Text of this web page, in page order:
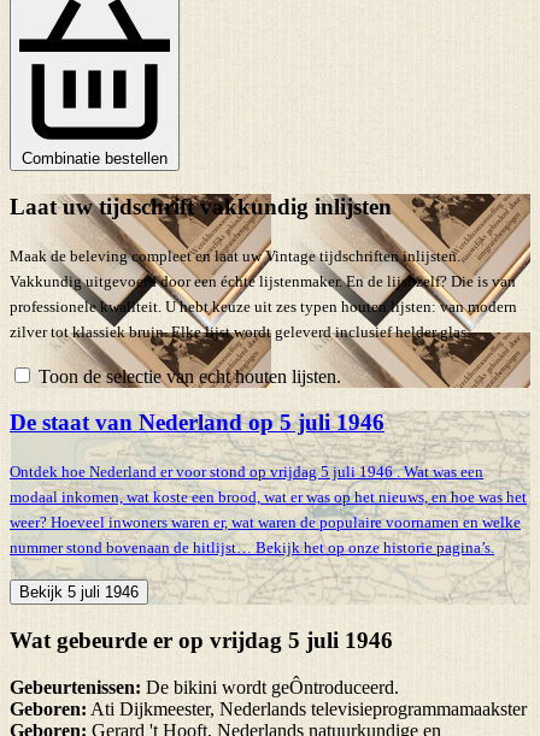
Combinatie bestellen
Laat uw tijdschrift vakkundig inlijsten
Maak de beleving compleet en laat uw Vintage tijdschriften inlijsten.
Vakkundig uitgevoerd door een échte lijstenmaker. En de lijst zelf? Die is van
professionele kwaliteit. U hebt keuze uit zes typen houten lijsten: van modern
zilver tot klassiek bruin. Elke lijst wordt geleverd inclusief helder glas.
Toon de selectie van echt houten lijsten.
De staat van Nederland op 5 juli 1946
Ontdek hoe Nederland er voor stond op vrijdag 5 juli 1946 . Wat was een
modaal inkomen, wat koste een brood, wat er was op het nieuws, en hoe was het
weer? Hoeveel inwoners waren er, wat waren de populaire voornamen en welke
nummer stond bovenaan de hitlijst… Bekijk het op onze historie pagina’s.
Bekijk 5 juli 1946
Wat gebeurde er op vrijdag 5 juli 1946
Gebeurtenissen: De bikini wordt geÔntroduceerd.
Geboren: Ati Dijkmeester, Nederlands televisieprogrammamaakster
Geboren: Gerard 't Hooft, Nederlands natuurkundige en